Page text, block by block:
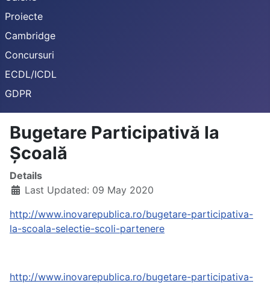
Proiecte
Cambridge
Concursuri
ECDL/ICDL
GDPR
Bugetare Participativă la
Școală
Details
Last Updated: 09 May 2020
http://www.inovarepublica.ro/bugetare-participativa-
la-scoala-selectie-scoli-partenere
http://www.inovarepublica.ro/bugetare-participativa-